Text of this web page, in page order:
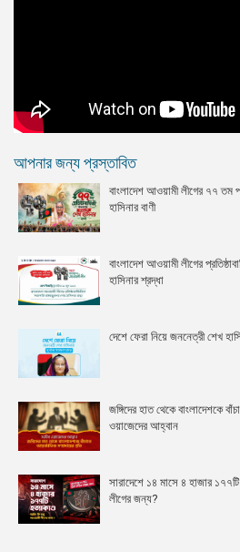
আপনার জন্য প্রস্তাবিত
বাংলাদেশ আওয়ামী লীগের ৭৭ তম
হাসিনার বাণী
বাংলাদেশ আওয়ামী লীগের
হাসিনার শ্রদ্ধা
দেশে ফেরা নিয়ে জননেত্রী শেখ
জঙ্গিদের হাত থেকে বাংলাদেশকে
ওয়াজেদের আহ্বান
সারাদেশে ১৪ মাসে ৪ হাজার
লীগের জন্য?